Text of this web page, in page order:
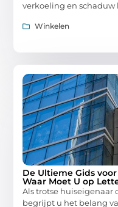
verkoeling en schaduw
Winkelen
De Ultieme Gids
Waar Moet U op
Als trotse huiseigenaar
begrijpt u het belang